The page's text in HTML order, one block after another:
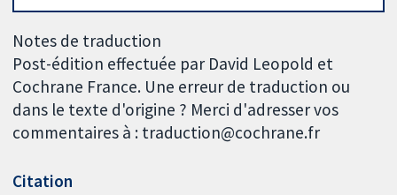
Notes de traduction
Post-édition effectuée par David Leopold et
Cochrane France. Une erreur de traduction ou
dans le texte d'origine ? Merci d'adresser vos
commentaires à : traduction@cochrane.fr
Citation